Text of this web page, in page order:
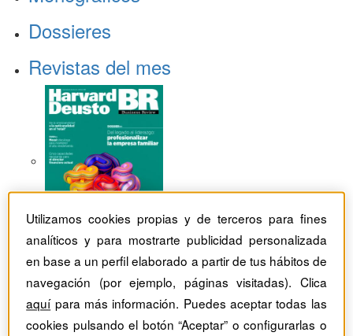
Dossieres
Revistas del mes
Utilizamos cookies propias y de terceros para fines
analíticos y para mostrarte publicidad personalizada
en base a un perfil elaborado a partir de tus hábitos de
navegación (por ejemplo, páginas visitadas). Clica
aquípara más información. Puedes aceptar todas las
cookies pulsando el botón “Aceptar” o configurarlas o